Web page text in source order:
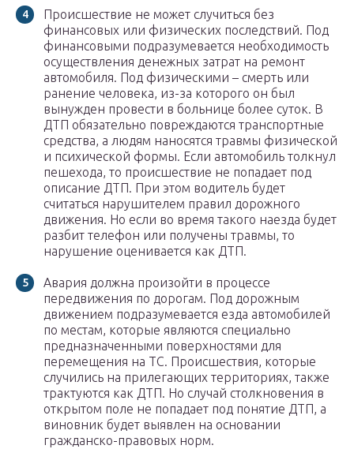
Происшествие не может случиться без
финансовых или физических последствий. Под
финансовыми подразумевается необходимость
осуществления денежных затрат на ремонт
автомобиля. Под физическими – смерть или
ранение человека, из-за которого он был
вынужден провести в больнице более суток. В
ДТП обязательно повреждаются транспортные
средства, а людям наносятся травмы физической
и психической формы. Если автомобиль толкнул
пешехода, то происшествие не попадает под
описание ДТП. При этом водитель будет
считаться нарушителем правил дорожного
движения. Но если во время такого наезда будет
разбит телефон или получены травмы, то
нарушение оценивается как ДТП.
Авария должна произойти в процессе
передвижения по дорогам. Под дорожным
движением подразумевается езда автомобилей
по местам, которые являются специально
предназначенными поверхностями для
перемещения на ТС. Происшествия, которые
случились на прилегающих территориях, также
трактуются как ДТП. Но случай столкновения в
открытом поле не попадает под понятие ДТП, а
виновник будет выявлен на основании
гражданско-правовых норм.